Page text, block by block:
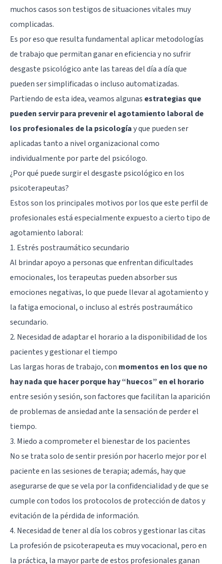
muchos casos son testigos de situaciones vitales muy
complicadas.
Es por eso que resulta fundamental aplicar metodologías
de trabajo que permitan ganar en eficiencia y no sufrir
desgaste psicológico ante las tareas del día a día que
pueden ser simplificadas o incluso automatizadas.
Partiendo de esta idea, veamos algunas estrategias que
pueden servir para prevenir el agotamiento laboral de
los profesionales de la psicologíay que pueden ser
aplicadas tanto a nivel organizacional como
individualmente por parte del psicólogo.
¿Por qué puede surgir el desgaste psicológico en los
psicoterapeutas?
Estos son los principales motivos por los que este perfil de
profesionales está especialmente expuesto a cierto tipo de
agotamiento laboral:
1. Estrés postraumático secundario
Al brindar apoyo a personas que enfrentan dificultades
emocionales, los terapeutas pueden absorber sus
emociones negativas, lo que puede llevar al agotamiento y
la fatiga emocional, o incluso alestrés postraumático
secundario.
2. Necesidad de adaptar el horario a la disponibilidad de los
pacientes y gestionar el tiempo
Las largas horas de trabajo, con momentos en los que no
hay nada que hacer porque hay “huecos” en el horario
entre sesión y sesión, son factores que facilitan la aparición
de problemas de ansiedad ante la sensación de perder el
tiempo.
3. Miedo a comprometer el bienestar de los pacientes
No se trata solo de sentir presión por hacerlo mejor por el
paciente en las sesiones de terapia; además, hay que
asegurarse de que se vela por la confidencialidad y de que se
cumple con todos los protocolos de protección de datos y
evitación de la pérdida de información.
4. Necesidad de tener al día los cobros y gestionar las citas
La profesión de psicoterapeuta es muy vocacional, pero en
la práctica, la mayor parte de estos profesionales ganan